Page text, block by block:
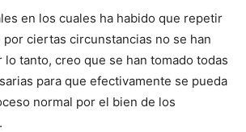
en los cuales ha habido que repetir
por ciertas circunstancias no se han
tanto, creo que se han tomado todas
para que efectivamente se pueda
normal por el bien de los